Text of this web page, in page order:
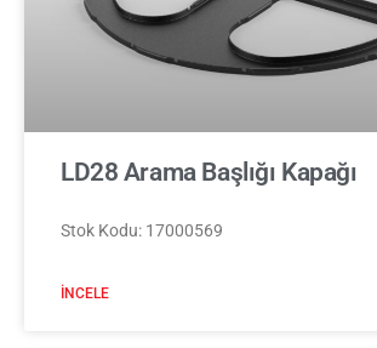
LD28 Arama Başlığı Kapağı
Stok Kodu: 17000569
İNCELE